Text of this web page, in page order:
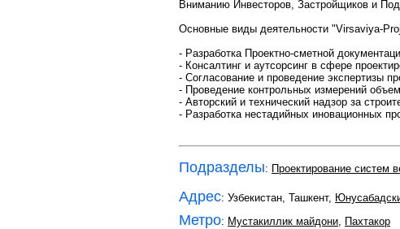
Вниманию Инвесторов, Застройщиков и
Основные виды деятельности "Virsaviya-
- Разработка Проектно-сметной
- Консалтинг и аутсорсинг в сфере
- Согласование и проведение экспертизы
- Проведение контрольных измерений
- Авторский и технический надзор за
- Разработка нестадийных иновационных
Подразделы: Проектирование систем
Адрес: Узбекистан, Ташкент,
Метро: Мустакиллик майдони Пахтакор